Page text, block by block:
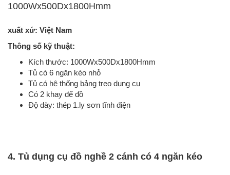
1000Wx500Dx1800Hmm
xuất xứ: Việt Nam
Thông số kỹ thuật:
Kích thước: 1000Wx500Dx1800Hmm
Tủ có 6 ngăn kéo nhỏ
Tủ có hệ thống bảng treo dụng cụ
Có 2 khay để đồ
Độ dày: thép 1.ly sơn tĩnh điện
4. Tủ dụng cụ đồ nghề 2 cánh có 4 ngăn kéo